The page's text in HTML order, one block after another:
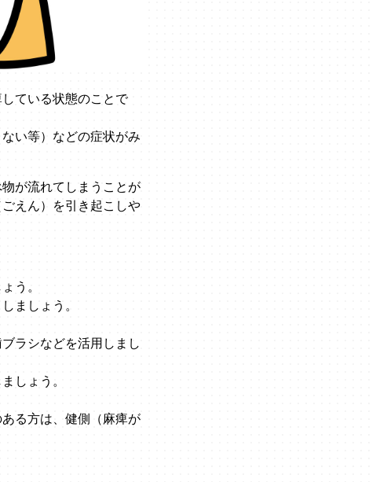
ている状態のことで
い等）などの症状がみ
が流れてしまうことが
えん）を引き起こしや
う。
ましょう。
ラシなどを活用しまし
しょう。
る方は、健側（麻痺が